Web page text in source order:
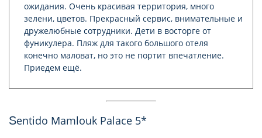
ожидания. Очень красивая территория, много
зелени, цветов. Прекрасный сервис, внимательные и
дружелюбные сотрудники. Дети в восторге от
фуникулера. Пляж для такого большого отеля
конечно маловат, но это не портит впечатление.
Приедем ещё.
Sentido Mamlouk Palace 5*